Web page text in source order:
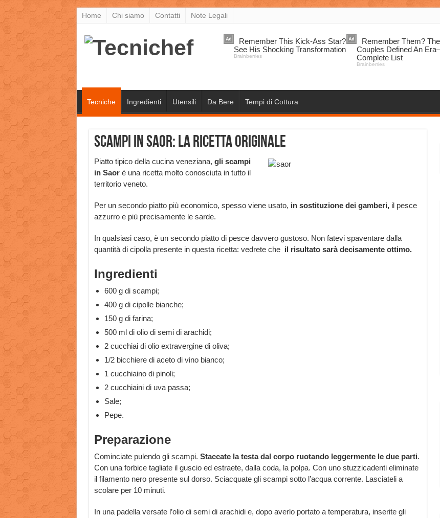
Home Chi siamo Contatti Note Legali
Tecniche Ingredienti Utensili Da Bere Tempi di Cottura
Scampi in Saor: la ricetta originale
Piatto tipico della cucina veneziana, gli scampi
in Saorè una ricetta molto conosciuta in tutto il
territorio veneto.
Per un secondo piatto più economico, spesso viene usato, in sostituzione dei gamberi,il pesce
azzurro e più precisamente le sarde.
In qualsiasi caso, è un secondo piatto di pesce davvero gustoso. Non fatevi spaventare dalla
quantità di cipolla presente in questa ricetta: vedrete che il risultato sarà decisamente ottimo.
Ingredienti
600 g di scampi;
400 g di cipolle bianche;
150 g di farina;
500 ml di olio di semi di arachidi;
2 cucchiai di olio extravergine di oliva;
1/2 bicchiere di aceto di vino bianco;
1 cucchiaino di pinoli;
2 cucchiaini di uva passa;
Sale;
Pepe.
Preparazione
Cominciate pulendo gli scampi. Staccate la testa dal corpo ruotando leggermente le due parti.
Con una forbice tagliate il guscio ed estraete, dalla coda, la polpa. Con uno stuzzicadenti eliminate
il filamento nero presente sul dorso. Sciacquate gli scampi sotto l’acqua corrente. Lasciateli a
scolare per 10 minuti.
In una padella versate l’olio di semi di arachidi e, dopo averlo portato a temperatura, inserite gli